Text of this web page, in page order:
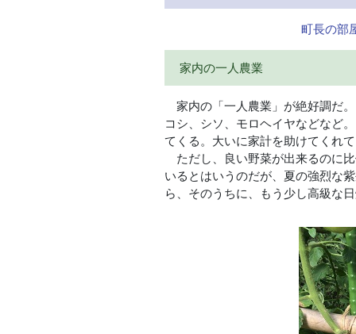
町長の
家内の一人農業
家内の「一人農業」が絶好調だ
コシ、シソ、モロヘイヤなどなど
てくる。大いに家計を助けてくれ
ただし、良い野菜が出来るのに
いるとはいうのだが、夏の強烈な
ら、そのうちに、もう少し高級な